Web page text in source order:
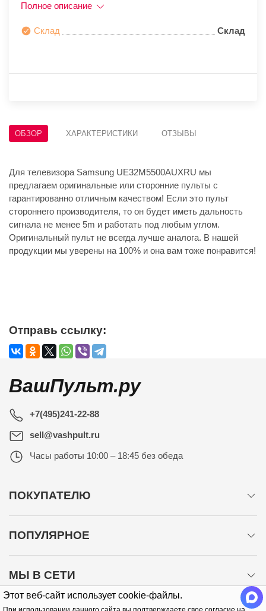
Этот веб-сайт использует cookie-файлы.
Полное описание
Склад Склад
ОБЗОР ХАРАКТЕРИСТИКИ ОТЗЫВЫ
Для телевизора Samsung UE32M5500AUXRU мы
предлагаем оригинальные или сторонние пульты с
гарантированно отличным качеством! Если это пульт
стороннего производителя, то он будет иметь дальность
сигнала не менее 5m и работать под любым углом.
Оригинальный пульт не всегда лучше аналога. В нашей
продукции мы уверены на 100% и она вам тоже понравится!
Отправь ссылку:
ВашПульт.ру
+7(495)241-22-88
sell@vashpult.ru
Часы работы 10:00 – 18:45 без обеда
ПОКУПАТЕЛЮ
ПОПУЛЯРНОЕ
МЫ В СЕТИ